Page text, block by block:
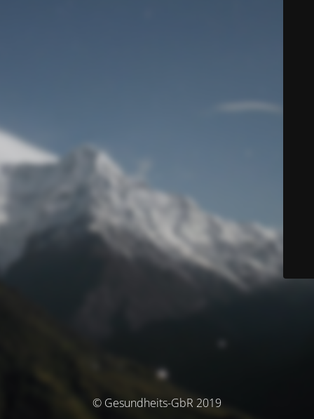
© Gesundheits-GbR 2019